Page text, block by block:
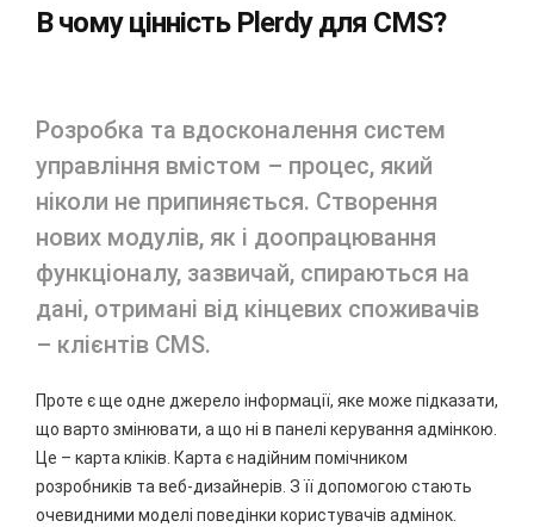
В чому цінність Plerdy для CMS?
Розробка та вдосконалення систем
управління вмістом – процес, який
ніколи не припиняється. Створення
нових модулів, як і доопрацювання
функціоналу, зазвичай, спираються на
дані, отримані від кінцевих споживачів
– клієнтів CMS.
Проте є ще одне джерело інформації, яке може підказати,
що варто змінювати, а що ні в панелі керування адмінкою.
Це – карта кліків. Карта є надійним помічником
розробників та веб-дизайнерів. З її допомогою стають
очевидними моделі поведінки користувачів адмінок.